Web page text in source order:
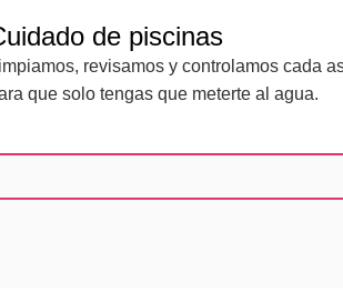
de piscinas
revisamos y controlamos cada
que solo tengas que meterte al agua.